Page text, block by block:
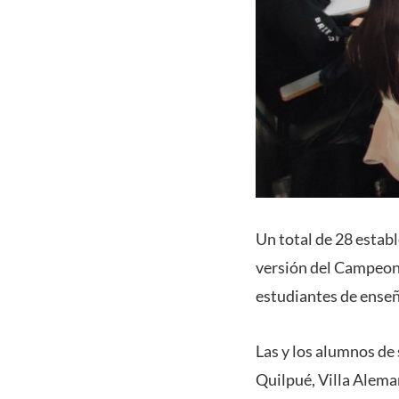
Un total de 28
versión del
estudiantes de
Las y los alumnos
Quilpué, Villa